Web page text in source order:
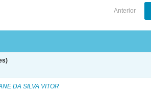
Anterior
DA SILVA VITOR